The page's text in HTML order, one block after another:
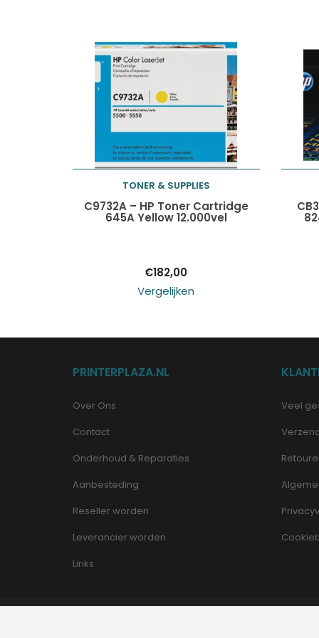
Toevoegen aan
TONER & SUPPLIES
C9732A – HP Toner Cartridge
645A Yellow 12.000vel
€182,00
Vergelijken
PRINTERPLAZA.NL
Over Ons
Contact
Onderhoud & Reparaties
Aanbesteding
Reseller worden
Leverancier worden
Links
Veel